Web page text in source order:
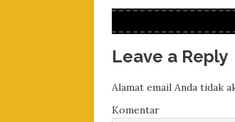
Leave a Reply
Alamat email Anda tidak
Komentar